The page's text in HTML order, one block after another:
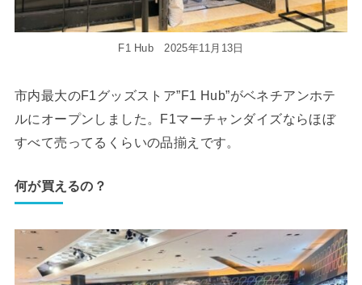
F1 Hub 2025年11月13日
市内最大のF1グッズストア”F1 Hub”がベネチアンホテ
ルにオープンしました。F1マーチャンダイズならほぼ
すべて売ってるくらいの品揃えです。
何が買えるの？